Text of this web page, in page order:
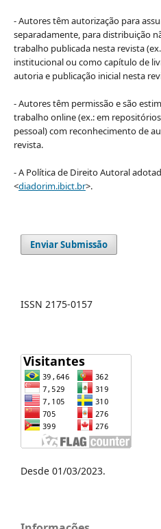
- Autores têm autorização para
separadamente, para distribuição
trabalho publicada nesta revista
institucional ou como capítulo de
autoria e publicação inicial nesta
- Autores têm permissão e são
trabalho online (ex.: em
pessoal) com reconhecimento de
revista.
- A Política de Direito Autoral
<diadorim.ibict.br>.
Enviar Submissão
ISSN 2175-0157
Desde 01/03/2023.